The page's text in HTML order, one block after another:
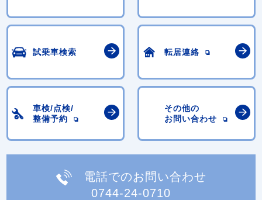
試乗車検索 転居連絡
車検/点検/
整備予約
その他の
お問い合わせ
電話でのお問い合わせ
0744-24-0710